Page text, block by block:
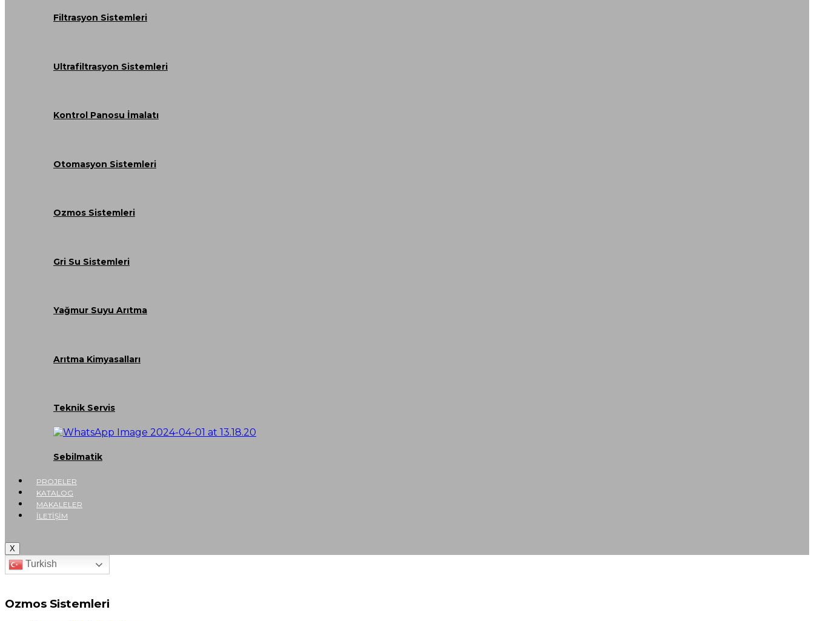
Filtrasyon Sistemleri
Ultrafiltrasyon Sistemleri
Kontrol Panosu İmalatı
Otomasyon Sistemleri
Ozmos Sistemleri
Gri Su Sistemleri
Yağmur Suyu Arıtma
Arıtma Kimyasalları
Teknik Servis
Sebilmatik
PROJELER
KATALOG
MAKALELER
İLETİŞİM
X
Turkish
Ozmos Sistemleri